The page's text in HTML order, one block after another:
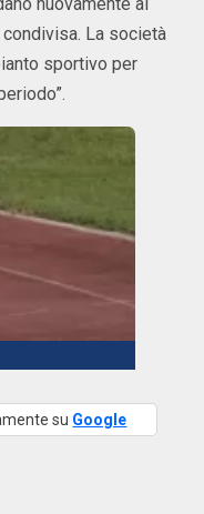
nuovamente al
La società
sportivo per
su Google